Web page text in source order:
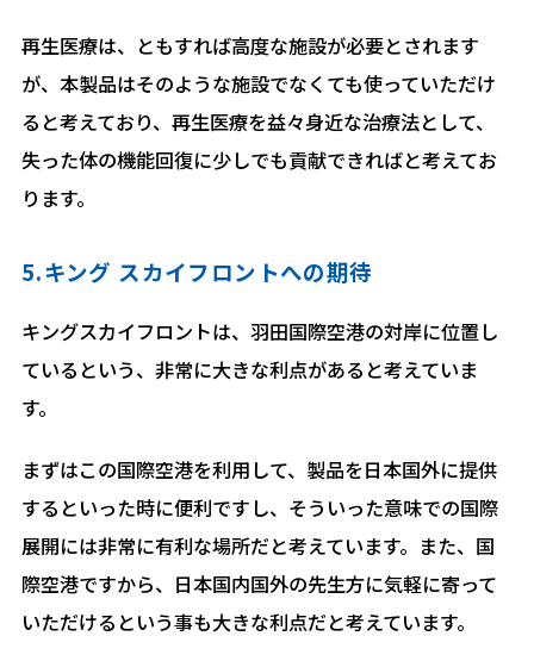
再生医療は、ともすれば高度な施設が必要とされます
が、本製品はそのような施設でなくても使っていただけ
ると考えており、再生医療を益々身近な治療法として、
失った体の機能回復に少しでも貢献できればと考えてお
ります。
5.キング スカイフロントへの期待
キングスカイフロントは、羽田国際空港の対岸に位置し
ているという、非常に大きな利点があると考えていま
す。
まずはこの国際空港を利用して、製品を日本国外に提供
するといった時に便利ですし、そういった意味での国際
展開には非常に有利な場所だと考えています。また、国
際空港ですから、日本国内国外の先生方に気軽に寄って
いただけるという事も大きな利点だと考えています。